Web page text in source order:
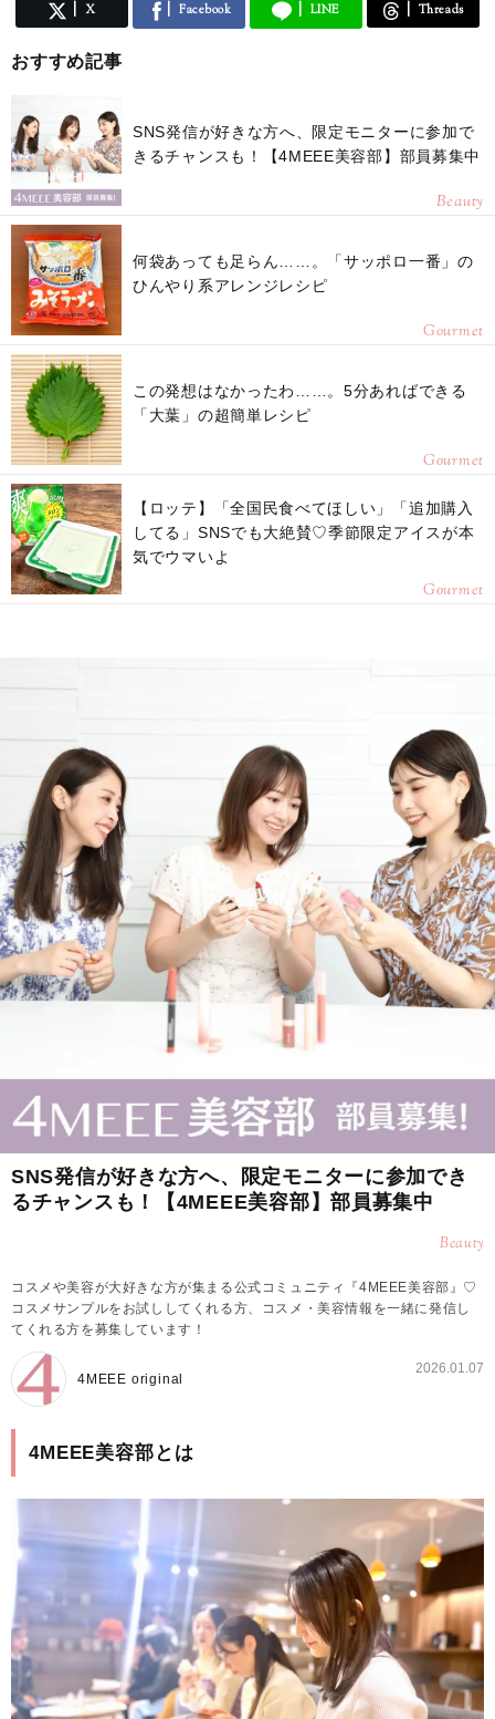
X Facebook LINE Threads
おすすめ記事
SNS発信が好きな方へ、限定モニターに参加で
きるチャンスも！【4MEEE美容部】部員募集中
Beauty
何袋あっても足らん……。「サッポロ一番」の
ひんやり系アレンジレシピ
Gourmet
この発想はなかったわ……。5分あればできる
「大葉」の超簡単レシピ
Gourmet
【ロッテ】「全国民食べてほしい」「追加購入
してる」SNSでも大絶賛♡季節限定アイスが本
気でウマいよ
Gourmet
SNS発信が好きな方へ、限定モニターに参加でき
るチャンスも！【4MEEE美容部】部員募集中
Beauty
コスメや美容が大好きな方が集まる公式コミュニティ『4MEEE美容部』♡
コスメサンプルをお試ししてくれる方、コスメ・美容情報を一緒に発信し
てくれる方を募集しています！
4MEEE original
2026.01.07
4MEEE美容部とは